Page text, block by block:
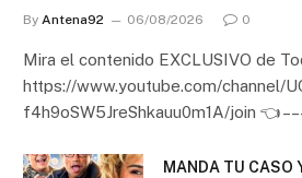
By Antena92 06/08/2026 0
Mira el contenido EXCLUSIVO de
https://www.youtube.com/channel/
f4h9oSW5JreShkauu0m1A/join 👈 – –
MANDA TU CASO